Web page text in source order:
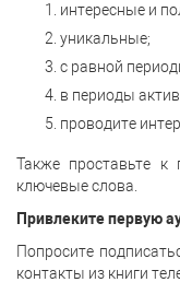
интересные и
уникальные;
с равной
в периоды
проводите
Также проставьте к
ключевые слова.
Привлеките первую
Попросите
контакты из книги